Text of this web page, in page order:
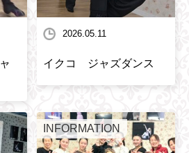
2026.05.11
イクコ ジャズダンス
INFORMATION